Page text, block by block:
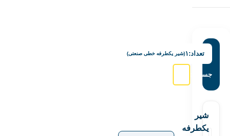
تعداد: ۱(شیر یکطرفه خطی صنعتی)
جستجو:
شیر
یکطرفه